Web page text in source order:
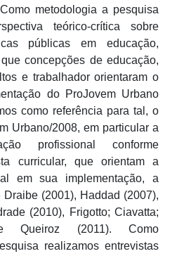
metodologia a pesquisa
teórico-crítica sobre
públicas em educação,
concepções de educação,
e trabalhador orientaram o
do ProJovem Urbano
como referência para tal, o
Urbano/2008, em particular a
profissional conforme
curricular, que orientam a
em sua implementação, a
(2001), Haddad (2007),
(2010), Frigotto; Ciavatta;
Queiroz (2011). Como
realizamos entrevistas